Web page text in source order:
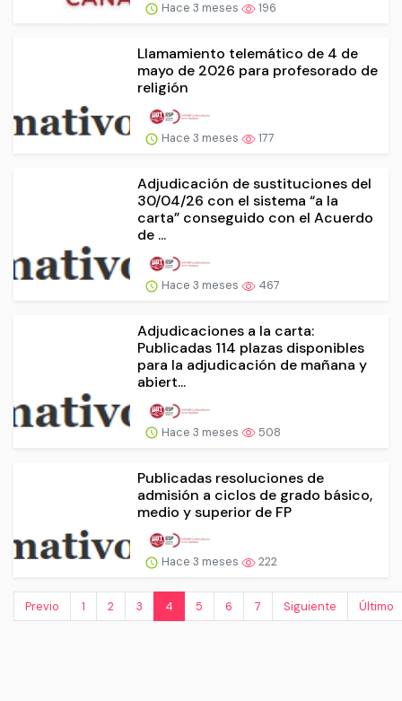
Hace 3 meses 196
Llamamiento telemático de 4 de
mayo de 2026 para profesorado de
religión
Hace 3 meses 177
Adjudicación de sustituciones del
30/04/26 con el sistema “a la
carta” conseguido con el Acuerdo
de ...
Hace 3 meses 467
Adjudicaciones a la carta:
Publicadas 114 plazas disponibles
para la adjudicación de mañana y
abiert...
Hace 3 meses 508
Publicadas resoluciones de
admisión a ciclos de grado básico,
medio y superior de FP
Hace 3 meses 222
Previo 1 2 3 4 5 6 7 Siguiente Último